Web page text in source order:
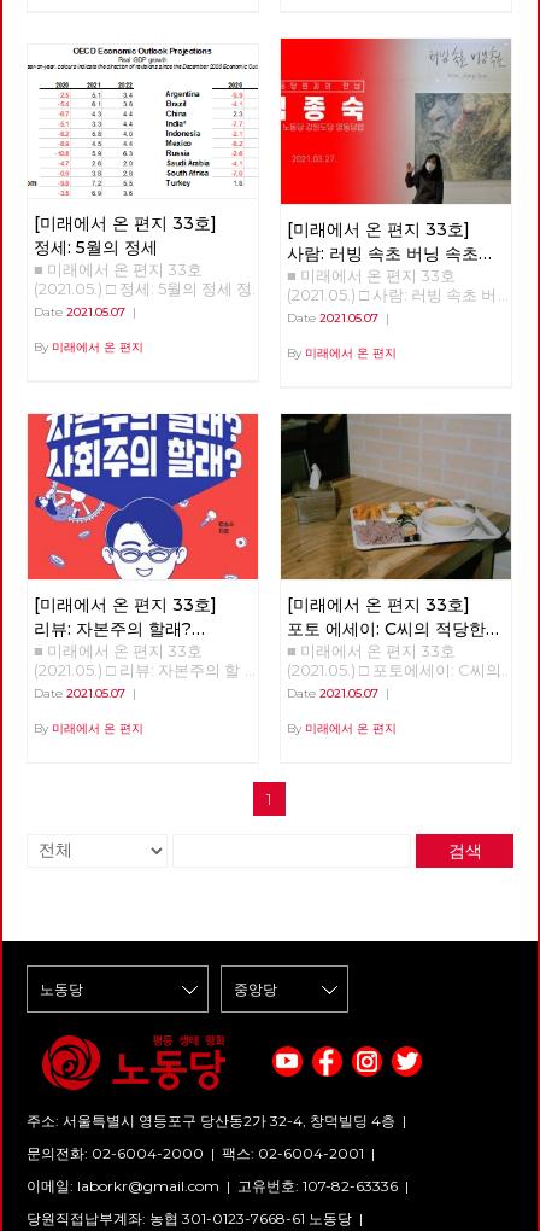
다. 당원과 당원 사이의 선, 지역
과 지역 사이의 선, 당 안과 밖 사
이의 선, 그리고 과거와 현재, 미
래와 현재 사이의 선들을 이어
활성화할 때, 노동당의 광장 또
한 다시 열리고 다시 확장해 갈
것입니다. 어려운 조건이지만,
김석정, 나도원, 안보영, 이용규,
적야, 현린 6인의 편집위원이 우
선 시작합니다. 이갑용, 임수태,
홍세화 고문과 김일규, 김종숙
동지를 비롯한 당원들이 함께 해
주셨습니다. 덕분에 [미래에서
온 편지] 복간호인 33호를 시작
할 수 있었습니다. 앞으로 더 많
리라 믿습니다. 고맙습니다. 현
상에 알리는 장으로, 또한 우리
함께 학습하고 토론하는 텃밭으
로 활용되기를 바랍니다. “조직
하라, 학습하라, 선전(홍보)하
라”는 세월의 흐름 속에서도 결
코 시들 수 없는 명제입니다. 어
려운 시절을 보내고 또 보냈습니
다. 시지프스가 바위를 다시 끌
마음가짐으로 <미래에서 온 편
지>와 함께 하기 바랍니다. 임수
태 고문 ‘미래에서 온 편지’가
복간된다니 기쁩니다. 기관지가
당원들의 마음을 이어주는 다리
가 되고 침체된 당의 분위기를
깨뜨리는 활력소가 되어주었으
는 불평등과 환경 파괴, 기후 위
기 등은 자본주의 체제가 더 이
상 지속 가능하지 않다는 경고입
니다. 하지만 대한민국에서 자본
주의를 극복하지 않으면 안 된다
는 입장을 분명히 밝히고 있는
공당은 우리 노동당 밖에 없습니
다. 이런 이유 하나만으로도 우
리 노동당의 존재 이유는 충분하
다고 생각합니다. 기관지가 우리
노동당의 존재 이유를 증명하는
데 큰 역할을 해 주기를 바랍니
다. 이갑용 고문 노동당 기관지
복간을 바라 보며, 당대표 시절
'미래에서 온 편지'를 폐간하면
기관지를 재정 문제로 폐간을 하
책들마저도 둘 공간이 없어 폐기
이기에 지키는 것은 어렵지 않으
리라 생각합니다. 앞장서 복간을
준비하신 동지들의 노고에 감사
드리고 기관지가 복간되면 당원
노동당의 미래가 되었으면 좋겠
습니다. 함께 가는 노동당의 미
래를 기관지 복간으로부터 시작
개념에서 벗어나고, 인간과 인간
사이는 물론 인간과 자연 사이의
관계를 재구성해야 한다는 의미
이다. 한국 사회에서 우리의 모
든 목표는 성장이었다. 우리 의
식을 지배하는 '소유와 성장'을
넘어 '관계와 성숙'이라는 개념
으로 변혁해야 한다. 해방의 조
건은 관계의 성숙 한국 사회는
총체적 위기에 몰려 있다. 이 위
기는 임계점에 가까이 왔다. 두
가지 위기가 있다. 자연과 기후
의 생태적 위기, 그리고 기술 혁
명으로 인한 체제 자체의 위기
다. 곧 인간이 통제할 수 없는 세
상이 올 것이다. ‘좀비’와 같은 처
지로 인간이 전락할 지도 모른
다. 통제할 수 없는 세상에서 인
것이다. <1984>와 <멋진 신세계
>의 제조되는 인간상, 그 세상이
얼마 남지 않았다. 학자들은 거
기까지 10~20년을 말한다. ‘정
권이 아니라 체제를 바꿔야 한
다’는 우리 당의 모토는 그래서
의미가 있다. 그런데도 우리는
아직 자본주의 체제가 강요한 소
유의 문제에서 전혀 벗어나지 못
한 현실에 있다. 노예의 반란이
성공해도 주인만 바뀔 뿐이지 노
예는 노예로 남는다. 지난날 촛
불 혁명에 이은 오늘 정치 현실
을 보라. 이런 현실을 기대한 것
인가. ‘노예’를 ‘인민’으로 바꾸어
금까지 계속 혁명과 투쟁을 말해
다. 소유는 주체와 객체를 필연
적으로 구분하고 객체를 타자화
지 않는가? 그리하여 우리는 해
방의 조건을 이제 '소유와 성
구성해야 한다. 문제는 소유다
도 의지로 낙관하라는 말이 있지
만, 인간의 끝없는 욕망과 지배
있을 지 비관해 왔던 것이다. 오
문이다. 자본주의 단독의 위기가
인류가 지금까지 자연과 맺어 왔
던 관계, 인간과 인간 사이의 관
[미래에서 온 편지 33호]
정세: 5월의 정세
■ 미래에서 온 편지 33호
(2021.05.) □ 정세: 5월의 정세 정
세 (1) - '경제회복'의 뒤에 가려진
께 번지기 시작한 코로나19 바이
던 것들을 보이도록 만들기도 했
다. 또한, 리오데자네이로에서의
나비의 날갯짓이 만든 미국의 허
리케인과도 같은 의외의 변화를
일으키기도 했다. 아직도 미래에
대한 불확실성이 사라졌다고 할
수는 없지만, 분명 지난 일년 반
정도의 시간 동안 바이러스 자체
에 대한 지식은 늘어났으며, 완
전하다고 할 수는 없지만 예방백
신과 치료제들이 만들어졌다. 또
한, 어떤 방역체계가 잘 작동하
는지 아닌지를 판별할 수 있는
경험들도 쌓이기 시작했다. 그와
함께, 이 바이러스의 창궐이 우
하는 점에 대한 단초들도 보이기
역의 성공 정도를 경제성장률이
표였고, 아직도 국가별 질병의
확산 정도를 나타낼 때 이런 지
표를 사용하고 있다. 다만, 시간
이 지나면서 질병의 방역 정도
의 조합인 경제성장률을 성공적
인 방역의 척도로 사용하고 있는
것이다. 이러한 현상이 드러내는
선, 우리의 경제성장 물신주의를
장률과 1인당 GDP 등의 양적 지
표에 과도하게 매달려온 사회가
이번에는 질병에 대한 대처 정도
까지도 국가별 경제성장률 비교
Date 2021.05.07 |
By 미래에서 온 편지
[미래에서 온 편지 33호]
사람: 러빙 속초 버닝 속초
‘김종숙’
■ 미래에서 온 편지 33호
(2021.05.) □ 사람: 러빙 속초 버
닝 속초 ‘김종숙’ 지난 3월, 서
서 화가이자 노동당 당원이신 김
시회를 찾아, 김종숙 동지와 속
깊은 인터뷰를 진행했습니다.
Date 2021.05.07|
By 미래에서 온 편지
[미래에서 온 편지 33호]
리뷰: 자본주의 할래?
사회주의 할래?
■ 미래에서 온 편지 33호
(2021.05.) □ 리뷰: 자본주의 할
래? 사회주의 할래? 자본주의와
입문서 자본주의와 사회주의.
떤 체제가 더 바람직한가? 그리
고 그 이유는 무엇인가? 이 질문
작가의 『자본주의 할래? 사회
자본주의와 사회주의를 대변하
는 ‘나소유’와 ‘오평등’이라는 이
름의 두 사람이 토론하는 방식으
로 쓰여진 이 책은 총 4부로 이
루어져 있다. 1부는 본격적인 토
론에 앞서 배경 지식을 쌓기 위
해 자본주의와 사회주의가 무엇
인지에 대한 간략한 소개를 제공
한다. 우선 자본주의의 탄생 배
개념을 바탕으로 설명한다. 다음
으로 자본주의를 이해하기 위한
Date 2021.05.07 |
By 미래에서 온 편지
[미래에서 온 편지 33호]
포토 에세이: C씨의 적당한
식단
■ 미래에서 온 편지 33호
(2021.05.) □ 포토에세이: C씨의
적당한 식단 그는 한 동안 구로
있었습니다. 건설기계 자격증을
도 나라에서 주는 카드로 식권을
받아 언젠간 나도 고급 노동자가
었습니다. '이게 내 삶에 도움이
지, 죽을 수도 있을거야.' 등의 생
각 또한 그의 반찬이었죠. 남들
우스워서 그는 가지런히 놓여진
식판을 조용히 사진으로 담았습
Date 2021.05.07|
By 미래에서 온 편지
1
검색
주소: 서울특별시 영등포구 당산동2가 32-4, 창덕빌딩 4층 |
문의전화: 02-6004-2000 | 팩스: 02-6004-2001 |
이메일: laborkr@gmail.com | 고유번호: 107-82-63336 |
당원직접납부계좌: 농협 301-0123-7668-61 노동당 |